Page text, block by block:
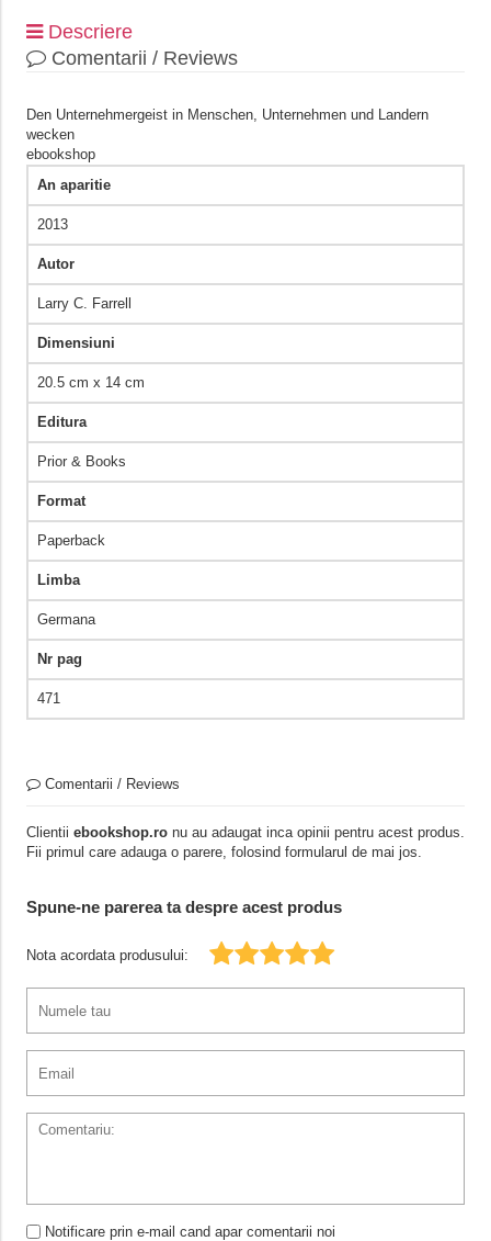
Descriere
Comentarii / Reviews
Den Unternehmergeist in Menschen, Unternehmen und Landern
wecken
ebookshop
An aparitie
2013
Autor
Larry C. Farrell
Dimensiuni
20.5 cm x 14 cm
Editura
Prior & Books
Format
Paperback
Limba
Germana
Nr pag
471
Comentarii / Reviews
Clientii ebookshop.ronu au adaugat inca opinii pentru acest produs.
Fii primul care adauga o parere, folosind formularul de mai jos.
Spune-ne parerea ta despre acest produs
Nota acordata produsului:
Notificare prin e-mail cand apar comentarii noi